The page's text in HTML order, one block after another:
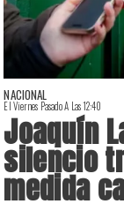
NACIONAL
El Viernes Pasado A Las 12:40
Joaquín
silencio
medida